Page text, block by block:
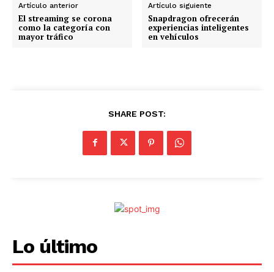
Artículo anterior
El streaming se corona
como la categoría con
mayor tráfico
Artículo siguiente
Snapdragon ofrecerán
experiencias inteligentes
en vehículos
SHARE POST:
Lo último